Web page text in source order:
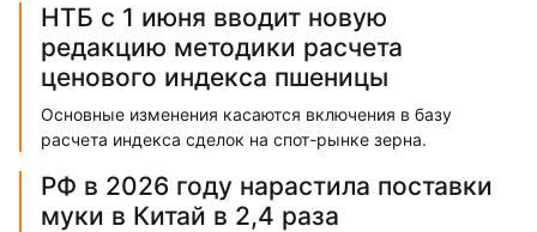
НТБ с 1 июня вводит новую
редакцию методики расчета
ценового индекса пшеницы
Основные изменения касаются включения в базу
расчета индекса сделок на спот-рынке зерна.
РФ в 2026 году нарастила поставки
муки в Китай в 2,4 раза